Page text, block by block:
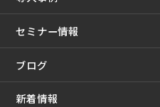
セミナー情報
ブログ
新着情報